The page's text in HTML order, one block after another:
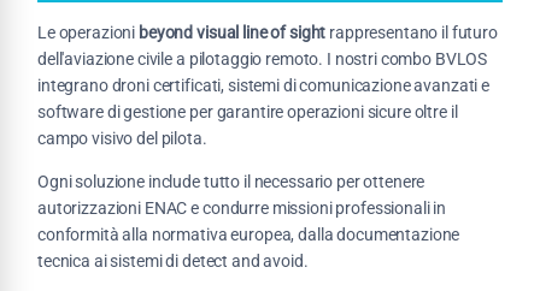
Le operazioni beyond visual line of sight rappresentano il futuro
dell'aviazione civile a pilotaggio remoto. I nostri combo BVLOS
integrano droni certificati, sistemi di comunicazione avanzati e
software di gestione per garantire operazioni sicure oltre il
campo visivo del pilota.
Ogni soluzione include tutto il necessario per ottenere
autorizzazioni ENAC e condurre missioni professionali in
conformità alla normativa europea, dalla documentazione
tecnica ai sistemi di detect and avoid.